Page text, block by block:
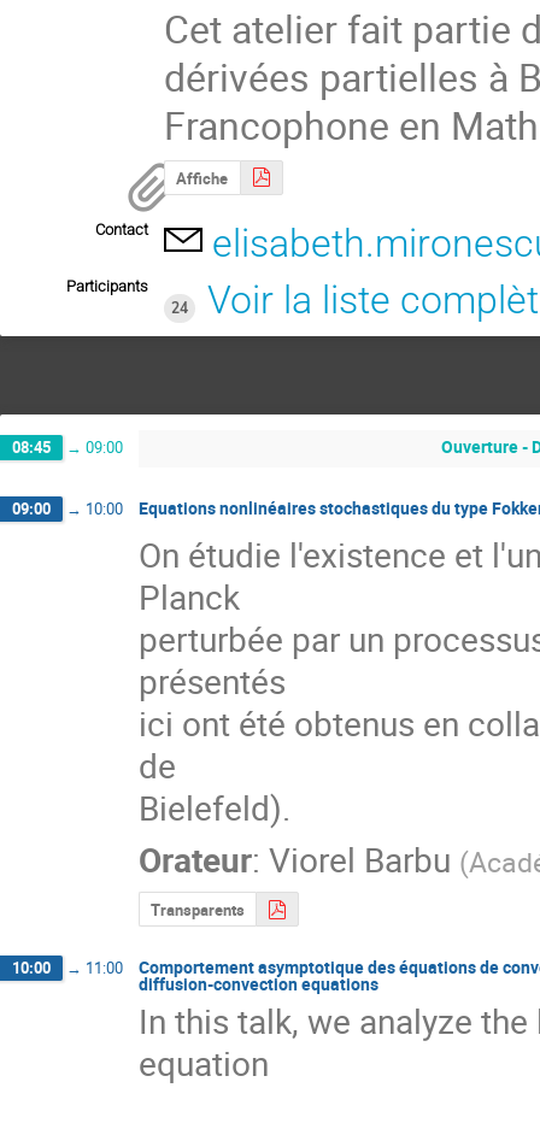
Cet atelier fait partie
dérivées partielles à
Francophone en
Affiche
Contact
Participants
24
Voir la liste
08:45 → 09:00 Ouverture -
09:00 → 10:00 Equations nonlinéaires stochastiques du type
On étudie l'existence et
Planck
perturbée par un
présentés
ici ont été obtenus en
de
Bielefeld).
Orateur: Viorel Barbu (
Transparents
10:00 → 11:00 Comportement asymptotique des équations de
diffusion-convection equations
In this talk, we analyze
equation